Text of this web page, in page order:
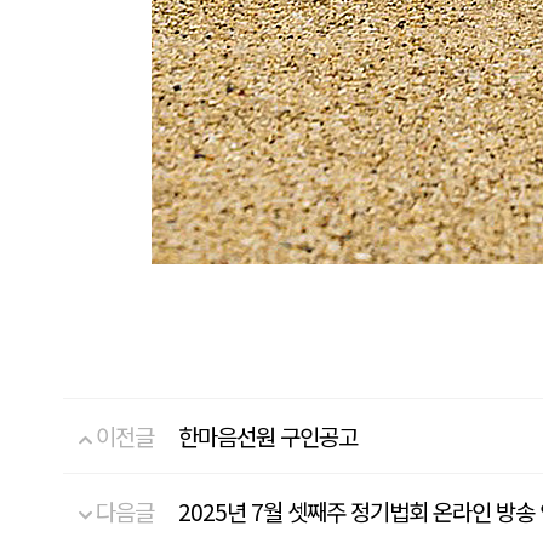
이전글 한마음선원 구인공고
다음글 2025년 7월 셋째주 정기법회 온라인 방송